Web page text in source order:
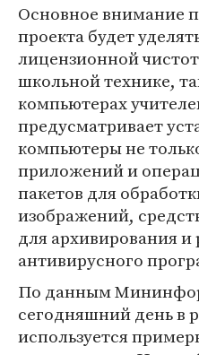
Основное внимание
проекта будет
лицензионной
школьной технике,
компьютерах
предусматривает
компьютеры не
приложений и
пакетов для
изображений,
для архивирования
антивирусного
По данным
сегодняшний день в
используется